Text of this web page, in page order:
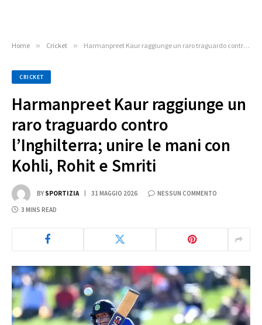
Home » Cricket » Harmanpreet Kaur raggiunge un raro traguardo contro l’Inghilterra; unire le mani con Kohli, Rohit e Smriti
CRICKET
Harmanpreet Kaur raggiunge un
raro traguardo contro
l’Inghilterra; unire le mani con
Kohli, Rohit e Smriti
BY SPORTIZIA 31 MAGGIO 2026 NESSUN COMMENTO
3 MINS READ